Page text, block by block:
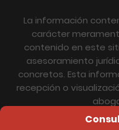
La información
carácter
contenido en este
asesoramiento
concretos. Esta
recepción o